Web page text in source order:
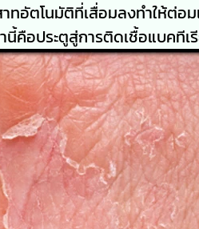
าทอัตโนมัติที่เสื่อมลงทำให้ต่
นี้คือประตูสู่การติดเชื้อแบคทีเ